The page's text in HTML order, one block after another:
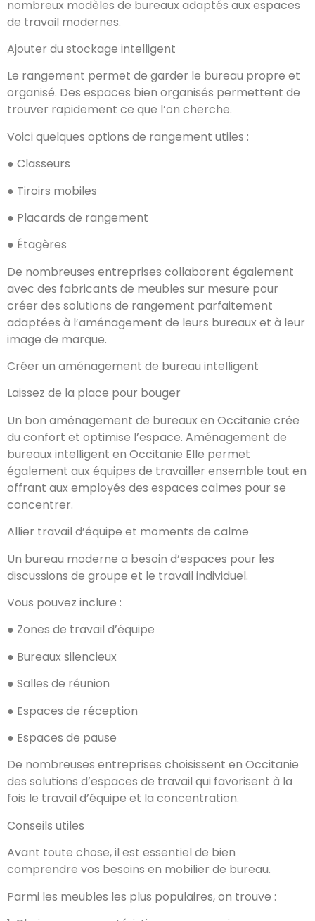
nombreux modèles de bureaux adaptés aux espaces
de travail modernes.
Ajouter du stockage intelligent
Le rangement permet de garder le bureau propre et
organisé. Des espaces bien organisés permettent de
trouver rapidement ce que l’on cherche.
Voici quelques options de rangement utiles :
● Classeurs
● Tiroirs mobiles
● Placards de rangement
● Étagères​
De nombreuses entreprises collaborent également
avec des fabricants de meubles sur mesure pour
créer des solutions de rangement parfaitement
adaptées à l’aménagement de leurs bureaux et à leur
image de marque.
Créer un aménagement de bureau intelligent
Laissez de la place pour bouger
Un bon aménagement de bureaux en Occitanie crée
du confort et optimise l’espace. Aménagement de
bureaux intelligent en Occitanie Elle permet
également aux équipes de travailler ensemble tout en
offrant aux employés des espaces calmes pour se
concentrer.
Allier travail d’équipe et moments de calme
Un bureau moderne a besoin d’espaces pour les
discussions de groupe et le travail individuel.
Vous pouvez inclure :
● Zones de travail d’équipe
● Bureaux silencieux
● Salles de réunion
● Espaces de réception
● Espaces de pause
De nombreuses entreprises choisissent en Occitanie
des solutions d’espaces de travail qui favorisent à la
fois le travail d’équipe et la concentration.
Conseils utiles
Avant toute chose, il est essentiel de bien
comprendre vos besoins en mobilier de bureau.
Parmi les meubles les plus populaires, on trouve :